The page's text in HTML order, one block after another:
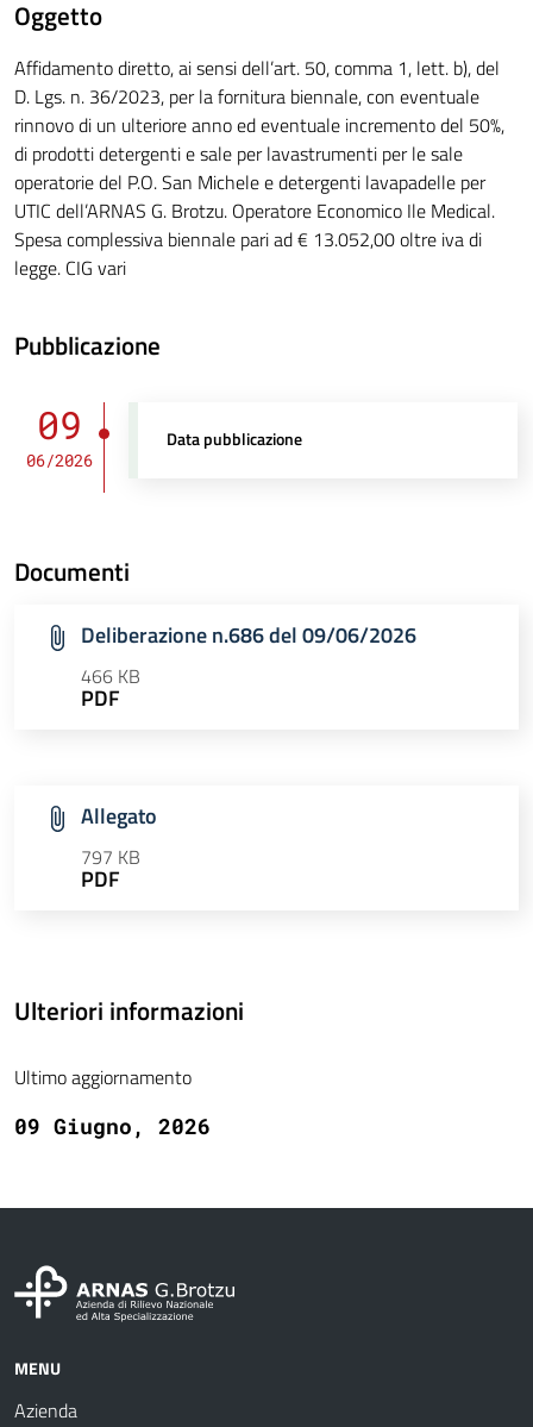
Oggetto
Affidamento diretto, ai sensi dell’art. 50, comma 1, lett. b), del
D. Lgs. n. 36/2023, per la fornitura biennale, con eventuale
rinnovo di un ulteriore anno ed eventuale incremento del 50%,
di prodotti detergenti e sale per lavastrumenti per le sale
operatorie del P.O. San Michele e detergenti lavapadelle per
UTIC dell’ARNAS G. Brotzu. Operatore Economico Ile Medical.
Spesa complessiva biennale pari ad € 13.052,00 oltre iva di
legge. CIG vari
Pubblicazione
09
06/2026
Data pubblicazione
Documenti
Deliberazione n.686 del 09/06/2026
466 KB
PDF
Allegato
797 KB
PDF
Ulteriori informazioni
Ultimo aggiornamento
09 Giugno, 2026
MENU
Azienda